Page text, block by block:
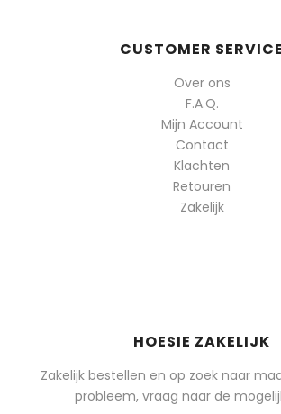
CUSTOMER SERVICE
Over ons
F.A.Q.
Mijn Account
Contact
Klachten
Retouren
Zakelijk
HOESIE ZAKELIJK
Zakelijk bestellen en op zoek naar
probleem, vraag naar de